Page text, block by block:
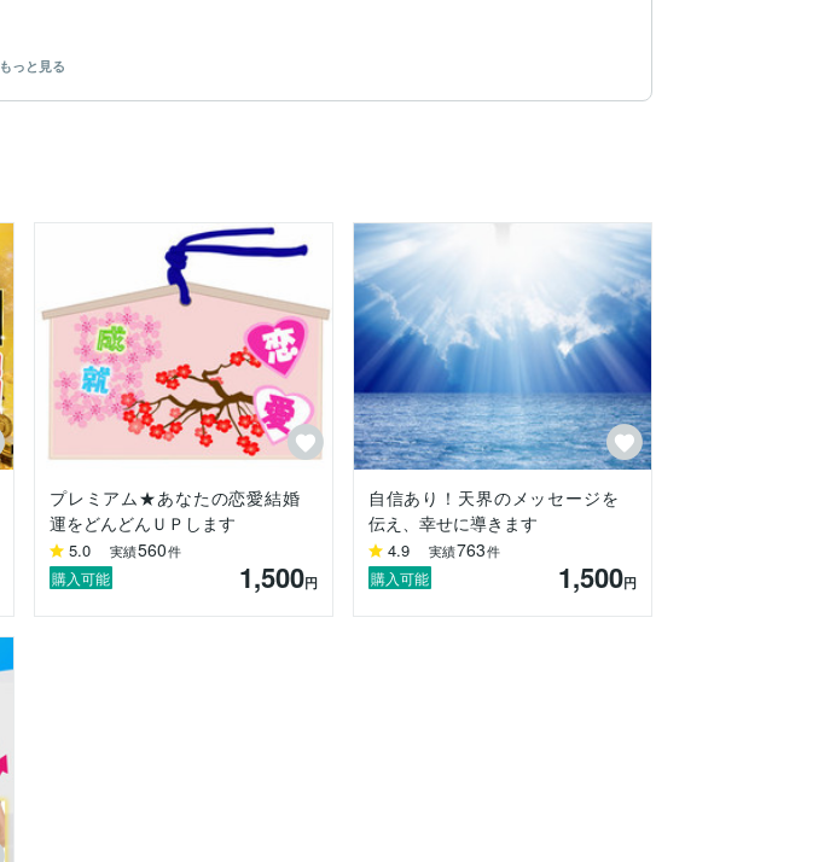
もっと見る
プレミアム★あなたの恋愛結婚
運をどんどんＵＰします
5.0 実績560件
購入可能 1,500円
自信あり！天界のメッセージを
伝え、幸せに導きます
4.9 実績763件
購入可能 1,500円